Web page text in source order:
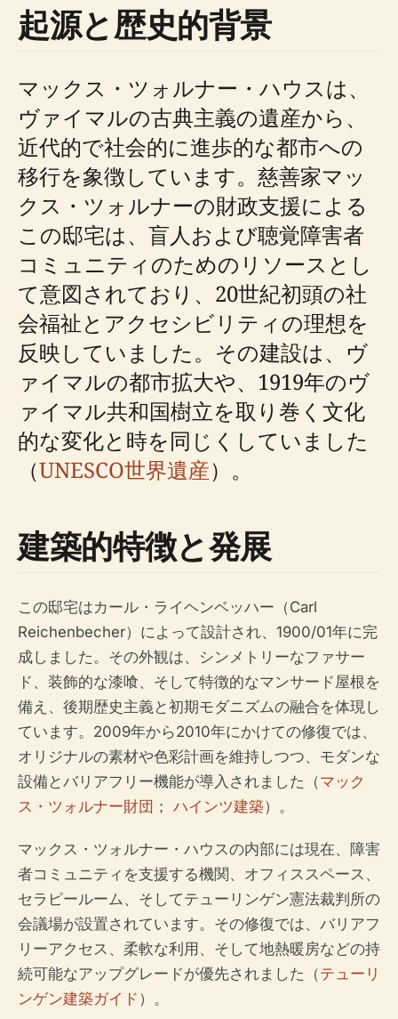
起源と歴史的背景
マックス・ツォルナー・ハウスは、
ヴァイマルの古典主義の遺産から、
近代的で社会的に進歩的な都市への
移行を象徴しています。慈善家マッ
クス・ツォルナーの財政支援による
この邸宅は、盲人および聴覚障害者
コミュニティのためのリソースとし
て意図されており、20世紀初頭の社
会福祉とアクセシビリティの理想を
反映していました。その建設は、ヴ
ァイマルの都市拡大や、1919年のヴ
ァイマル共和国樹立を取り巻く文化
的な変化と時を同じくしていました
（UNESCO世界遺産）。
建築的特徴と発展
この邸宅はカール・ライヘンベッハー（Carl
Reichenbecher）によって設計され、1900/01年に完
成しました。その外観は、シンメトリーなファサー
ド、装飾的な漆喰、そして特徴的なマンサード屋根を
備え、後期歴史主義と初期モダニズムの融合を体現し
ています。2009年から2010年にかけての修復では、
オリジナルの素材や色彩計画を維持しつつ、モダンな
設備とバリアフリー機能が導入されました（マック
ス・ツォルナー財団 ； ハインツ建築）。
マックス・ツォルナー・ハウスの内部には現在、障害
者コミュニティを支援する機関、オフィススペース、
セラピールーム、そしてテューリンゲン憲法裁判所の
会議場が設置されています。その修復では、バリアフ
リーアクセス、柔軟な利用、そして地熱暖房などの持
続可能なアップグレードが優先されました（テューリ
ンゲン建築ガイド ）。